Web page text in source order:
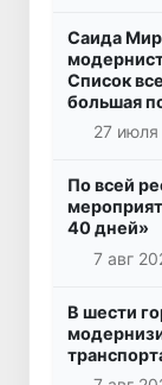
Саида
Список
большая
27
По всей
40 дней»
7 авг
В шести